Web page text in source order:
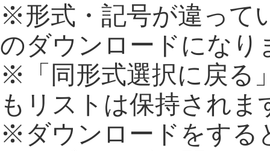
※形式・記号が違って
のダウンロードになり
※「同形式選択に戻る
もリストは保持されま
※ダウンロードをする